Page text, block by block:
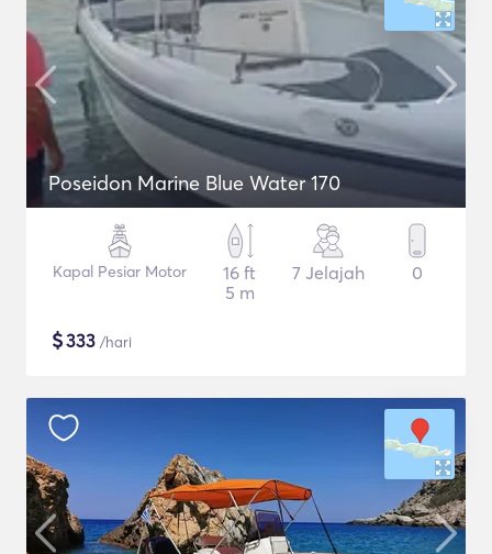
Poseidon Marine Blue Water 170
Kapal Pesiar Motor
16 ft
5 m
7 Jelajah 0
$333 /hari